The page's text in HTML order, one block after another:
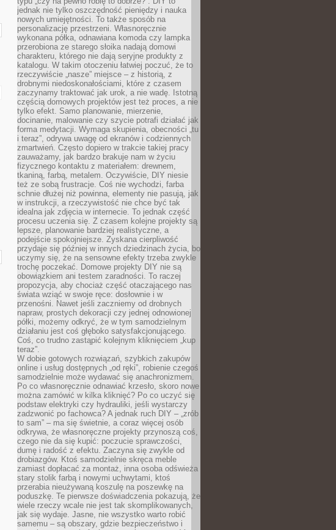
jednak nie tylko oszczędność pieniędzy i nauka
nowych umiejętności. To także sposób na
personalizację przestrzeni. Własnoręcznie
wykonana półka, odnawiana komoda czy lampka
przerobiona ze starego słoika nadają domowi
charakteru, którego nie dają seryjne produkty z
katalogu. W takim otoczeniu łatwiej poczuć, że to
rzeczywiście „nasze” miejsce – z historią, z
drobnymi niedoskonałościami, które z czasem
zaczynamy traktować jak urok, a nie wadę. Istotną
częścią domowych projektów jest też proces, a nie
tylko efekt. Samo planowanie, mierzenie,
docinanie, malowanie czy szycie potrafi działać jak
forma medytacji. Wymaga skupienia, obecności „tu
i teraz”, odrywa uwagę od ekranów i codziennych
zmartwień. Często dopiero w trakcie takiej pracy
zauważamy, jak bardzo brakuje nam w życiu
fizycznego kontaktu z materiałem: drewnem,
tkaniną, farbą, metalem. Oczywiście, DIY niesie
też ze sobą frustracje. Coś nie wychodzi, farba
schnie dłużej niż powinna, elementy nie pasują, jak
w instrukcji, a rzeczywistość nie chce być tak
idealna jak zdjęcia w internecie. To jednak część
procesu uczenia się. Z czasem kolejne projekty są
lepsze, planowanie bardziej realistyczne, a
podejście spokojniejsze. Zyskana cierpliwość
przydaje się później w innych dziedzinach życia, bo
uczymy się, że na sensowne efekty trzeba zwykle
trochę poczekać. Domowe projekty DIY nie są
obowiązkiem ani testem zaradności. To raczej
propozycja, aby chociaż część otaczającego nas
świata wziąć w swoje ręce: dosłownie i w
przenośni. Nawet jeśli zaczniemy od drobnych
napraw, prostych dekoracji czy jednej odnowionej
półki, możemy odkryć, że w tym samodzielnym
działaniu jest coś głęboko satysfakcjonującego.
Coś, co trudno zastąpić kolejnym kliknięciem „kup
teraz”.
W dobie gotowych rozwiązań, szybkich zakupów
online i usług dostępnych „od ręki”, robienie czegoś
samodzielnie może wydawać się anachronizmem.
Po co własnoręcznie odnawiać krzesło, skoro nowe
można zamówić w kilka kliknięć? Po co uczyć się
podstaw elektryki czy hydrauliki, jeśli wystarczy
zadzwonić po fachowca? A jednak ruch DIY – „zrób
to sam” – ma się świetnie, a coraz więcej osób
odkrywa, że własnoręczne projekty przynoszą coś,
czego nie da się kupić: poczucie sprawczości,
dumę i radość z efektu. Zaczyna się zwykle od
drobiazgów. Ktoś samodzielnie skręca meble
zamiast dopłacać za montaż, inna osoba odświeża
stary stolik farbą i nowymi uchwytami, ktoś
przerabia nieużywaną koszulę na poszewkę na
poduszkę. Te pierwsze doświadczenia pokazują, że
wiele rzeczy wcale nie jest tak skomplikowanych,
jak się wydaje. Jasne, nie wszystko warto robić
samemu – są obszary, gdzie bezpieczeństwo i